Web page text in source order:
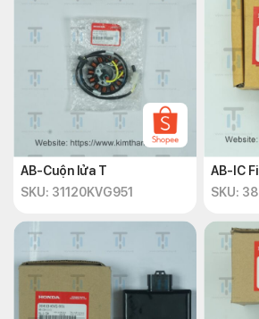
AB-Cuộn lửa T
SKU: 31120KVG951
AB-IC
SKU: